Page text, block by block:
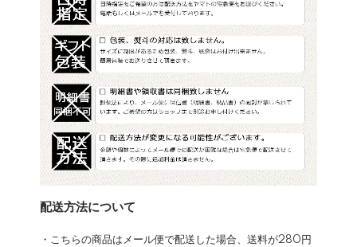
配送方法について
・こちらの商品はメール便で配送した場合、送料が280円